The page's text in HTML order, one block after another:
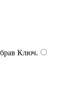
Ключ.